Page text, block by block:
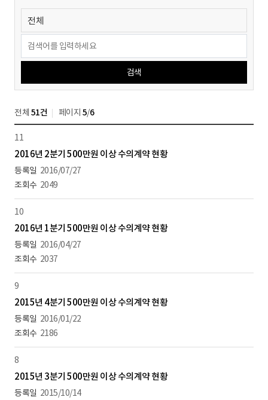
검색
전체 51건 페이지 5/6
11
2016년 2분기 500만원 이상 수의계약 현황
2016/07/27
2049
10
2016년 1분기 500만원 이상 수의계약 현황
2016/04/27
2037
9
2015년 4분기 500만원 이상 수의계약 현황
2016/01/22
2186
8
2015년 3분기 500만원 이상 수의계약 현황
2015/10/14